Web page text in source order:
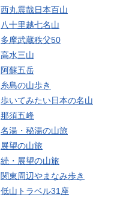
西丸震哉日本百山
八十里越七名山
多摩武蔵秩父50
高水三山
阿蘇五岳
糸島の山歩き
歩いてみたい日本の名山
那須五峰
名湯・秘湯の山旅
展望の山旅
続・展望の山旅
関東周辺やまなみ歩き
低山トラベル31座